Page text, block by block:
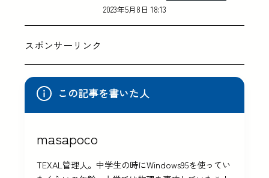
2023年5月8日 18:13
スポンサーリンク
この記事を書いた人
masapoco
TEXAL管理人。中学生の時にWindows95を使ってい